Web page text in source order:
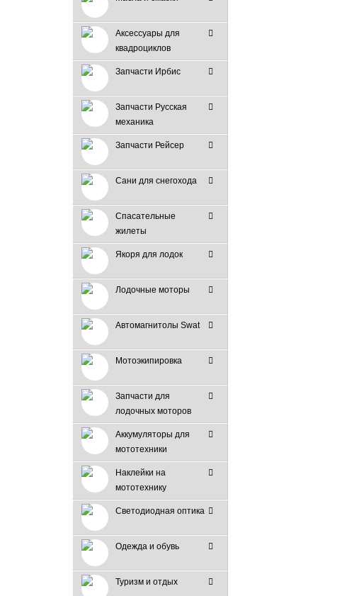
Аксессуары для
квадроциклов
Запчасти Ирбис
Запчасти Русская
механика
Запчасти Рейсер
Сани для снегохода
Спасательные
жилеты
Якоря для лодок
Лодочные моторы
Автомагнитолы Swat
Мотоэкипировка
Запчасти для
лодочных моторов
Аккумуляторы для
мототехники
Наклейки на
мототехнику
Светодиодная оптика
Одежда и обувь
Туризм и отдых